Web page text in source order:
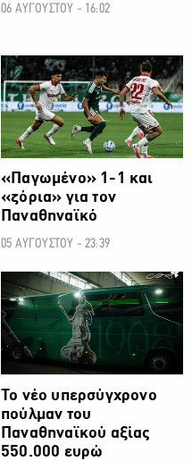
06 ΑΥΓΟΥΣΤΟΥ - 16:02
ΠΟΔΟΣΦΑΙΡΟ
«Παγωμένο» 1-1 και
«ζόρια» για τον
Παναθηναϊκό
05 ΑΥΓΟΥΣΤΟΥ - 23:39
ΠΟΔΟΣΦΑΙΡΟ
Το νέο υπερσύγχρονο
πούλμαν του
Παναθηναϊκού αξίας
550.000 ευρώ